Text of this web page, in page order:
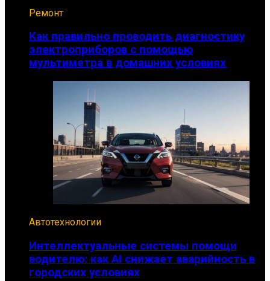
Ремонт
Как правильно проводить диагностику
электроприборов с помощью
мультиметра в домашних условиях
Автотехнологии
Интеллектуальные системы помощи
водителю: как AI снижает аварийность в
городских условиях